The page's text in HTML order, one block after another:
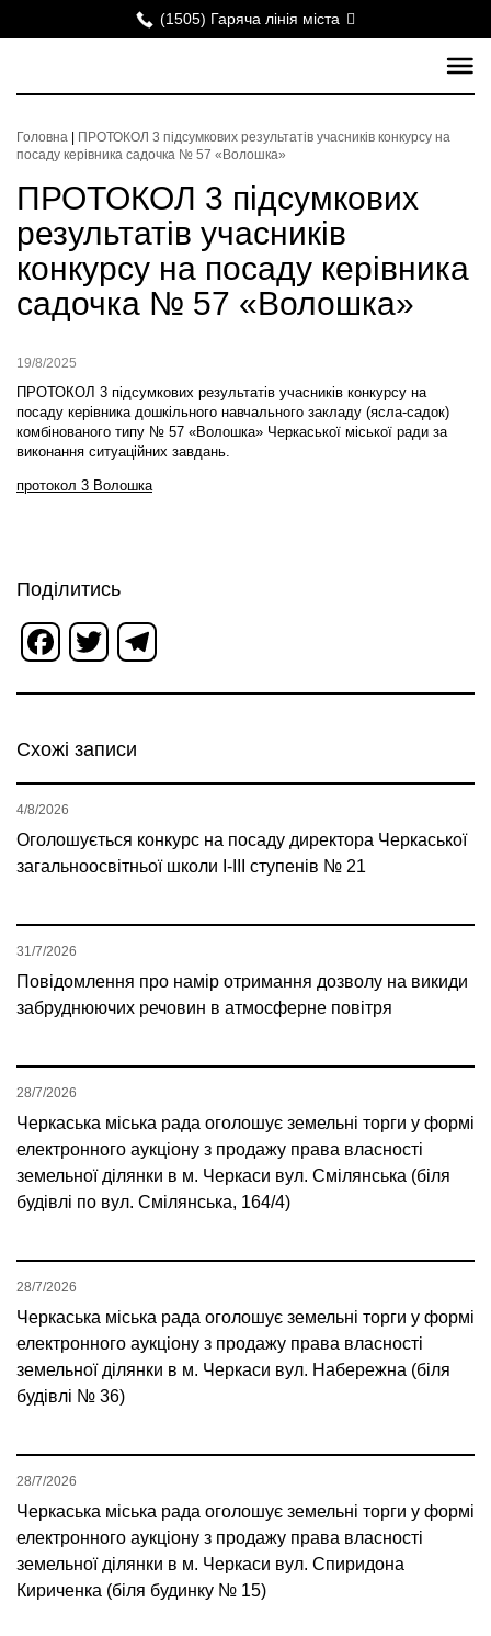
(1505) Гаряча лінія міста
Головна
ПРОТОКОЛ 3 підсумкових результатів учасників конкурсу на
посаду керівника садочка № 57 «Волошка»
ПРОТОКОЛ 3 підсумкових
результатів учасників
конкурсу на посаду керівника
садочка № 57 «Волошка»
19/8/2025
ПРОТОКОЛ 3 підсумкових результатів учасників конкурсу на
посаду керівника дошкільного навчального закладу (ясла-садок)
комбінованого типу № 57 «Волошка» Черкаської міської ради за
виконання ситуаційних завдань.
протокол 3 Волошка
Поділитись
Facebook
Twitter
Схожі записи
Оголошується конкурс на посаду директора Черкаської
загальноосвітньої школи І-ІІІ ступенів № 21
4/8/2026
Повідомлення про намір отримання дозволу на викиди
забруднюючих речовин в атмосферне повітря
31/7/2026
Черкаська міська рада оголошує земельні торги у формі
електронного аукціону з продажу права власності
земельної ділянки в м. Черкаси вул. Смілянська (біля
будівлі по вул. Смілянська, 164/4)
28/7/2026
Черкаська міська рада оголошує земельні торги у формі
електронного аукціону з продажу права власності
земельної ділянки в м. Черкаси вул. Набережна (біля
будівлі № 36)
28/7/2026
Черкаська міська рада оголошує земельні торги у формі
електронного аукціону з продажу права власності
земельної ділянки в м. Черкаси вул. Спиридона
Кириченка (біля будинку № 15)
28/7/2026